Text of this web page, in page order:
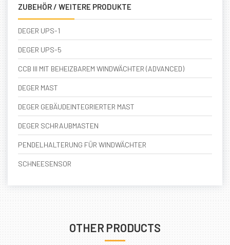
ZUBEHÖR / WEITERE PRODUKTE
DEGER UPS-1
DEGER UPS-5
CCB III MIT BEHEIZBAREM WINDWÄCHTER (ADVANCED)
DEGER MAST
DEGER GEBÄUDEINTEGRIERTER MAST
DEGER SCHRAUBMASTEN
PENDELHALTERUNG FÜR WINDWÄCHTER
SCHNEESENSOR
OTHER PRODUCTS